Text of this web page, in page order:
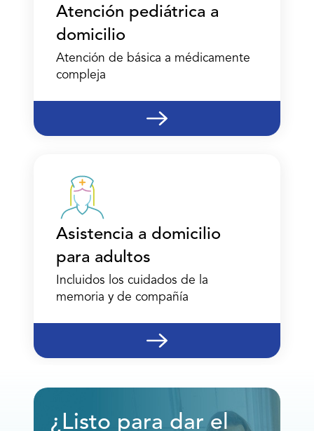
Atención pediátrica a
domicilio
Atención de básica a médicamente
compleja
Asistencia a domicilio
para adultos
Incluidos los cuidados de la
memoria y de compañía
¿Listo para dar el